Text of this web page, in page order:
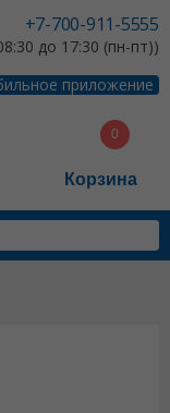
+7-700-911-5555
до 17:30 (пн-пт))
приложение
Корзина